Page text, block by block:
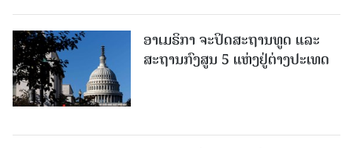
ອາເມຣິກາ ຈະປິດສະຖານທູດ ແ​ລະ
ສະຖານກົງສູນ 5 ແຫ່ງ​ຢູ່​ຕ່າງ​ປະ​ເທດ